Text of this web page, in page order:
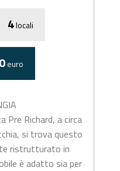
4locali
euro
Pre Richard, a circa
si trova questo
ristrutturato in
è adatto sia per